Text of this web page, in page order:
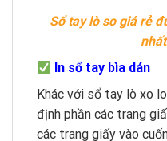
Sổ tay lò so giá rẻ
In sổ tay bìa dán
Khác với sổ tay lò xo
định phần các trang
các trang giấy vào